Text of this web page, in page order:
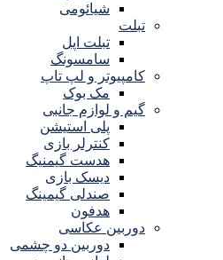
شیائومی
تبلت
تبلت اپل
سامسونگ
کامپیوتر و لپ تاپ
مک بوک
گیم و لوازم جانبی
پلی استیشن
کنترلر بازی
هدست گیمنیگ
دیسک بازی
صندلی گیمینگ
هدفون
دوربین عکاسی
دوربین دو چشمی